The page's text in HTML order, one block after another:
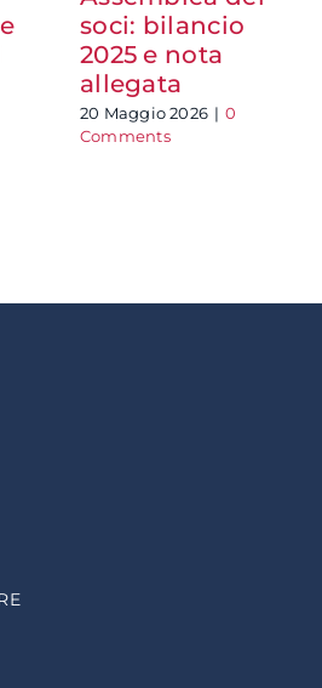
soci: bilancio
2025 e nota
allegata
20 Maggio 2026 | 0
Comments